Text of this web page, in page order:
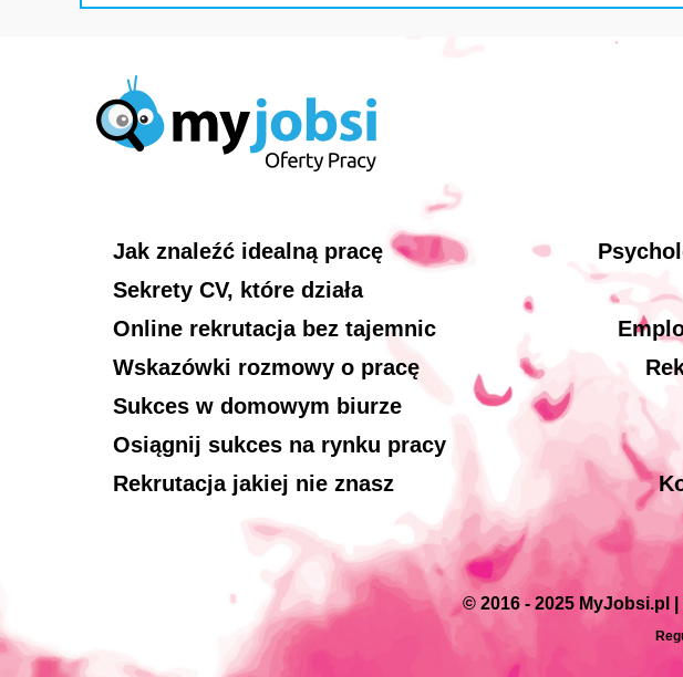
Jak znaleźć idealną pracę
Sekrety CV, które działa
Online rekrutacja bez tajemnic
Wskazówki rozmowy o pracę
Sukces w domowym biurze
Osiągnij sukces na rynku pracy
Rekrutacja jakiej nie znasz
© 2016 - 2025 MyJobsi.pl